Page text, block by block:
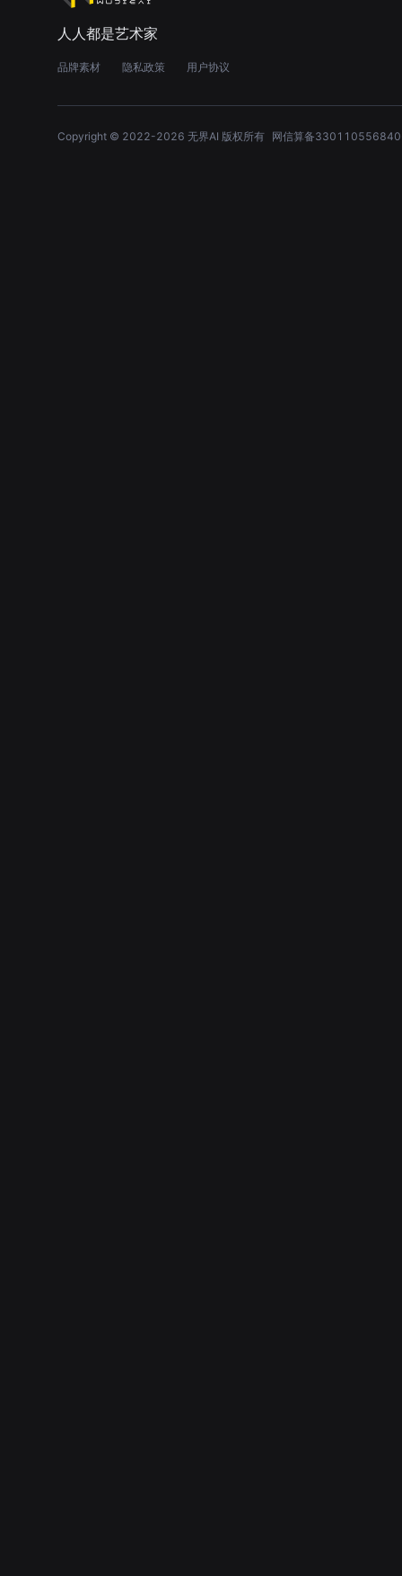
人人都是艺术家
品牌素材 隐私政策 用户协议
Copyright © 2022-2026 无界AI 版权所有 网信算备